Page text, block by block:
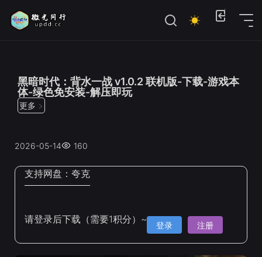
黑暗时代：背水一战 v1.0.2 联机版-下载-游戏本
体-绿色免安装-解压即玩
更多 >
2026-05-14 160
支持网盘： 夸克
请登录后下载（需要1积分）~ 登录 注册